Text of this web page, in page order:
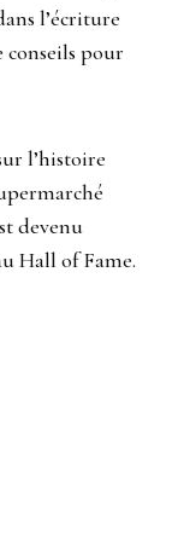
l’écriture
pour
l’histoire
devenu
Hall of Fame.